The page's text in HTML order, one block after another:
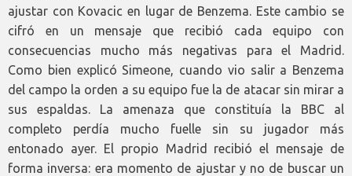
ajustar con Kovacic en lugar de Benzema. Este cambio se
cifró en un mensaje que recibió cada equipo con
consecuencias mucho más negativas para el Madrid.
Como bien explicó Simeone, cuando vio salir a Benzema
del campo la orden a su equipo fue la de atacar sin mirar a
sus espaldas. La amenaza que constituía la BBC al
completo perdía mucho fuelle sin su jugador más
entonado ayer. El propio Madrid recibió el mensaje de
forma inversa: era momento de ajustar y no de buscar un